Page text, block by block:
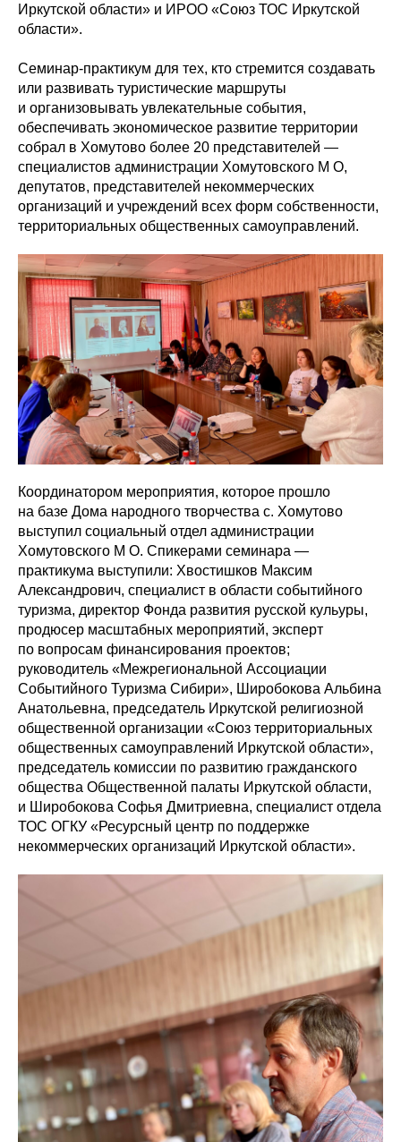
Иркутской области» и ИРОО «Союз ТОС Иркутской
области».
Семинар-практикум для тех, кто стремится создавать
или развивать туристические маршруты
и организовывать увлекательные события,
обеспечивать экономическое развитие территории
собрал в Хомутово более 20 представителей —
специалистов администрации Хомутовского М О,
депутатов, представителей некоммерческих
организаций и учреждений всех форм собственности,
территориальных общественных самоуправлений.
Координатором мероприятия, которое прошло
на базе Дома народного творчества с. Хомутово
выступил социальный отдел администрации
Хомутовского М О. Спикерами семинара —
практикума выступили: Хвостишков Максим
Александрович, специалист в области событийного
туризма, директор Фонда развития русской кульуры,
продюсер масштабных мероприятий, эксперт
по вопросам финансирования проектов;
руководитель «Межрегиональной Ассоциации
Событийного Туризма Сибири», Широбокова Альбина
Анатольевна, председатель Иркутской религиозной
общественной организации «Союз территориальных
общественных самоуправлений Иркутской области»,
председатель комиссии по развитию гражданского
общества Общественной палаты Иркутской области,
и Широбокова Софья Дмитриевна, специалист отдела
ТОС ОГКУ «Ресурсный центр по поддержке
некоммерческих организаций Иркутской области».